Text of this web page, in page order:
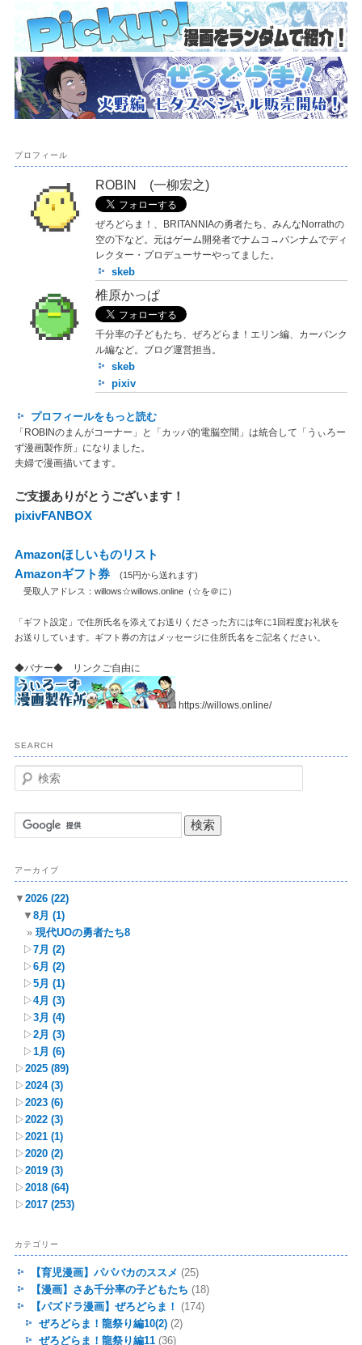
プロフィール
ROBIN (一柳宏之)
ぜろどらま！、BRITANNIAの勇者たち、みんなNorrathの
空の下など。元はゲーム開発者でナムコ→バンナムでディ
レクター・プロデューサーやってました。
skeb
椎原かっぱ
千分率の子どもたち、ぜろどらま！エリン編、カーバンク
ル編など。ブログ運営担当。
skeb
pixiv
プロフィールをもっと読む
「ROBINのまんがコーナー」と「カッパ的電脳空間」は統合して「うぃろー
ず漫画製作所」になりました。
夫婦で漫画描いてます。
ご支援ありがとうございます！
pixivFANBOX
Amazonほしいものリスト
Amazonギフト券
(15円から送れます)
受取人アドレス：willows☆willows.online（☆を＠に）
「ギフト設定」で住所氏名を添えてお送りくださった方には年に1回程度お礼状を
お送りしています。ギフト券の方はメッセージに住所氏名をご記名ください。
◆バナー◆ リンクご自由に
https://willows.online/
SEARCH
検
索
アーカイブ
▼ 2026 (22)
▼ 8月 (1)
現代UOの勇者たち8
▷7月 (2)
▷6月 (2)
▷5月 (1)
▷4月 (3)
▷3月 (4)
▷2月 (3)
▷1月 (6)
▷2025 (89)
▷2024 (3)
▷2023 (6)
▷2022 (3)
▷2021 (1)
▷2020 (2)
▷2019 (3)
▷2018 (64)
▷2017 (253)
カテゴリー
【育児漫画】パパバカのススメ (25)
【漫画】さあ千分率の子どもたち (18)
【パズドラ漫画】ぜろどらま！
(174)
ぜろどらま！龍祭り編10(2)(2)
ぜろどらま！龍祭り編11(36)